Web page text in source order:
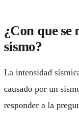
¿Con que se
sismo?
La intensidad
causado por un
responder a la